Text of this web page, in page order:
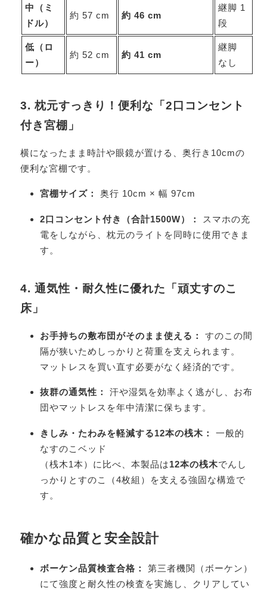
中（ミ
ドル）
約 57 cm 約 46 cm
継脚 1
段
低（ロ
ー）
約 52 cm 約 41 cm
継脚
なし
3. 枕元すっきり！便利な「2口コンセント
付き宮棚」
横になったまま時計や眼鏡が置ける、奥行き10cmの
便利な宮棚です。
宮棚サイズ： 奥行 10cm × 幅 97cm
2口コンセント付き（合計1500W）：
スマホの充
電をしながら、枕元のライトを同時に使用できま
す。
4. 通気性・耐久性に優れた「頑丈すのこ
床」
お手持ちの敷布団がそのまま使える：
すのこの間
隔が狭いためしっかりと荷重を支えられます。
マットレスを買い直す必要がなく経済的です。
抜群の通気性：
汗や湿気を効率よく逃がし、お布
団やマットレスを年中清潔に保ちます。
きしみ・たわみを軽減する12本の桟木：
一般的
なすのこベッド
（桟木1本）に比べ、本製品は12本の桟木でんし
っかりとすのこ（4枚組）を支える強固な構造で
す。
確かな品質と安全設計
ボーケン品質検査合格：
第三者機関（ボーケン）
にて強度と耐久性の検査を実施し、クリアしてい